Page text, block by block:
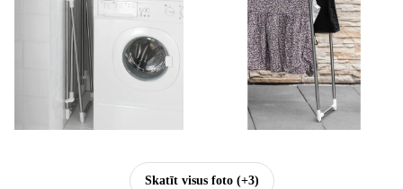
Skatīt visus foto(+3)